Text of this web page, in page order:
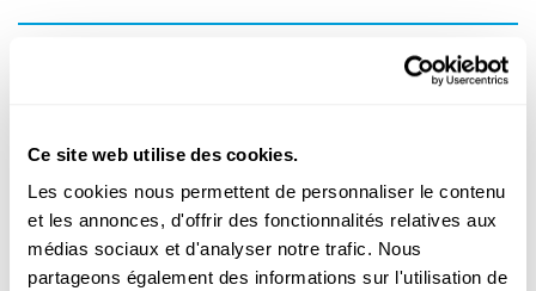
Ce site web utilise des cookies.
Les cookies nous permettent de personnaliser le contenu
et les annonces, d'offrir des fonctionnalités relatives aux
médias sociaux et d'analyser notre trafic. Nous
partageons également des informations sur l'utilisation de